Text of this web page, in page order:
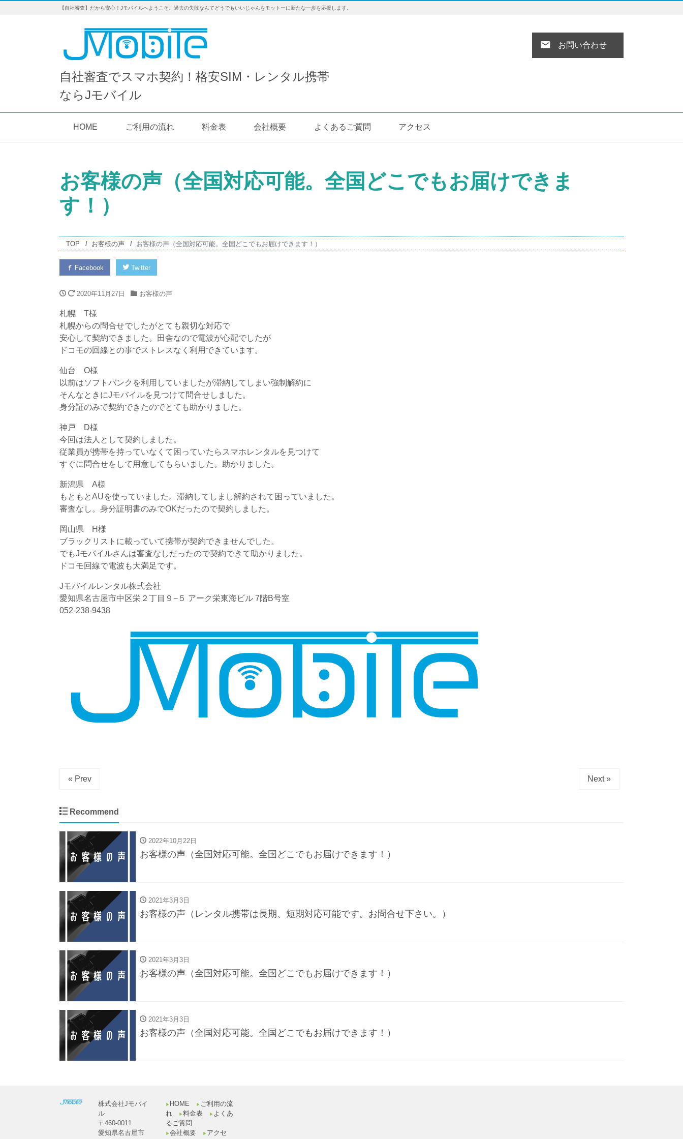
【自社審査】だから安心！Jモバイルへようこそ。過去の失敗なんてどうでもいいじゃんをモットーに新たな一歩を応援します。
お問い合わせ
自社審査でスマホ契約！格安SIM・レンタル携帯
ならJモバイル
HOME ご利用の流れ 料金表 会社概要 よくあるご質問 アクセス
お客様の声（全国対応可能。全国どこでもお届けできま
す！）
TOP お客様の声 お客様の声（全国対応可能。全国どこでもお届けできます！）
Facebook Twitter
2020年11月27日 お客様の声
札幌 T様
札幌からの問合せでしたがとても親切な対応で
安心して契約できました。田舎なので電波が心配でしたが
ドコモの回線との事でストレスなく利用できています。
仙台 O様
以前はソフトバンクを利用していましたが滞納してしまい強制解約に
そんなときにJモバイルを見つけて問合せしました。
身分証のみで契約できたのでとても助かりました。
神戸 D様
今回は法人として契約しました。
従業員が携帯を持っていなくて困っていたらスマホレンタルを見つけて
すぐに問合せをして用意してもらいました。助かりました。
新潟県 A様
もともとAUを使っていました。滞納してしまし解約されて困っていました。
審査なし。身分証明書のみでOKだったので契約しました。
岡山県 H様
ブラックリストに載っていて携帯が契約できませんでした。
でもJモバイルさんは審査なしだったので契約できて助かりました。
ドコモ回線で電波も大満足です。
Jモバイルレンタル株式会社
愛知県名古屋市中区栄２丁目９−５ アーク栄東海ビル 7階B号室
052-238-9438
« Prev Next »
Recommend
2022年10月22日
お客様の声（全国対応可能。全国どこでもお届けできます！）
2021年3月3日
お客様の声（レンタル携帯は長期、短期対応可能です。お問合せ下さい。）
2021年3月3日
お客様の声（全国対応可能。全国どこでもお届けできます！）
2021年3月3日
お客様の声（全国対応可能。全国どこでもお届けできます！）
株式会社Jモバイ
ル
〒460-0011
愛知県名古屋市
▶︎ HOME ▶︎ ご利用の流
れ
▶︎ 料金表 ▶︎ よくあ
るご質問
▶︎ 会社概要 ▶︎ アクセ